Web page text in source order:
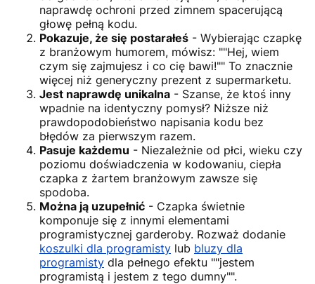
naprawdę ochroni przed zimnem spacerującą
głowę pełną kodu.
Pokazuje, że się postarałeś - Wybierając czapkę
z branżowym humorem, mówisz: ""Hej, wiem
czym się zajmujesz i co cię bawi!"" To znacznie
więcej niż generyczny prezent z supermarketu.
Jest naprawdę unikalna - Szanse, że ktoś inny
wpadnie na identyczny pomysł? Niższe niż
prawdopodobieństwo napisania kodu bez
błędów za pierwszym razem.
Pasuje każdemu - Niezależnie od płci, wieku czy
poziomu doświadczenia w kodowaniu, ciepła
czapka z żartem branżowym zawsze się
spodoba.
Można ją uzupełnić - Czapka świetnie
komponuje się z innymi elementami
programistycznej garderoby. Rozważ dodanie
koszulki dla programisty lub bluzy dla
programisty dla pełnego efektu ""jestem
programistą i jestem z tego dumny"".